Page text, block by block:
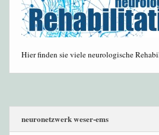
Hier finden sie viele neurologische
neuronetzwerk weser-ems